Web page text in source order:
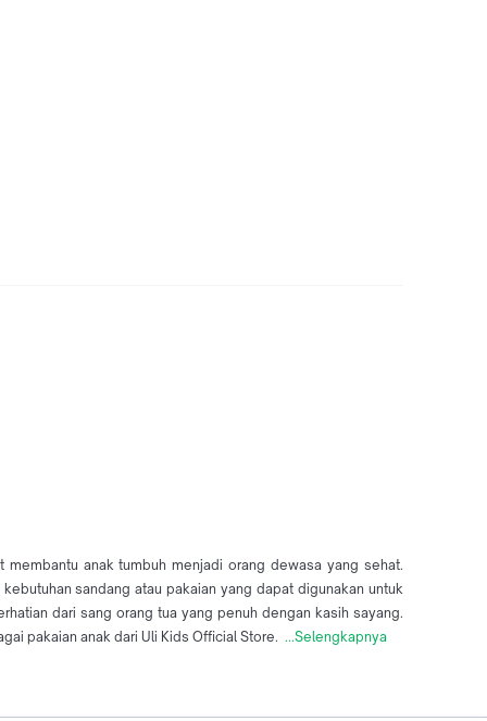
anak tumbuh menjadi orang dewasa yang sehat.
sandang atau pakaian yang dapat digunakan untuk
dari sang orang tua yang penuh dengan kasih sayang.
pakaian anak dari Uli Kids Official Store. ...Selengkapnya